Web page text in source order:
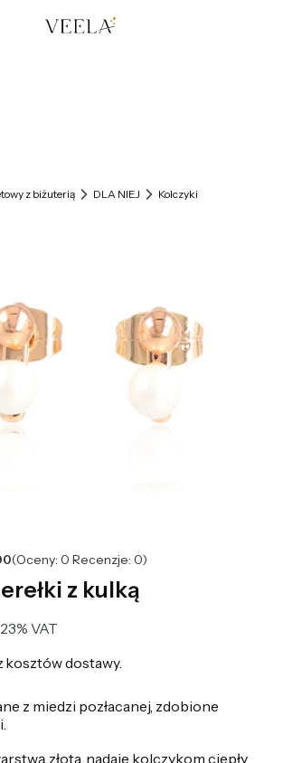
koszyku: 0. Zobacz szczegóły
z biżuterią DLA NIEJ Kolczyki
(Oceny: 0 Recenzje: 0)
z kulką
VAT
23% VAT
kosztów dostawy.
z miedzi pozłacanej, zdobione
złota, nadaje kolczykom ciepły